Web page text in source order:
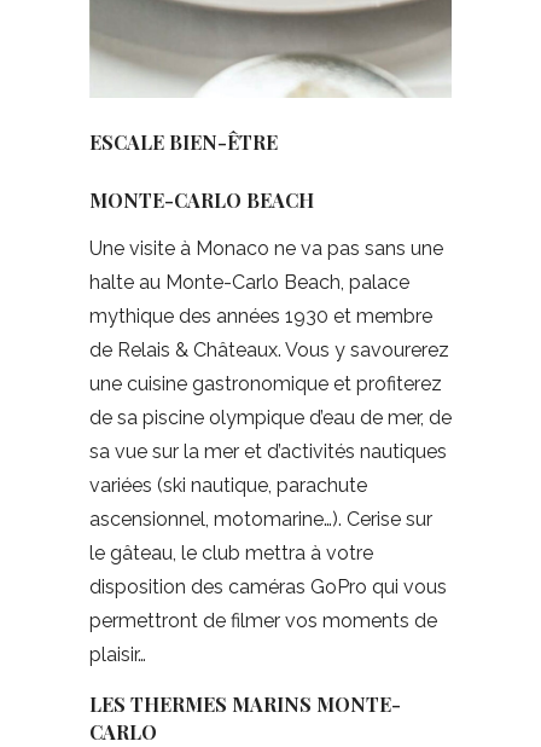
ESCALE BIEN-ÊTRE
MONTE-CARLO BEACH
Une visite à Monaco ne va pas sans une
halte au Monte-Carlo Beach, palace
mythique des années 1930 et membre
de Relais & Châteaux. Vous y savourerez
une cuisine gastronomique et profiterez
de sa piscine olympique d’eau de mer, de
sa vue sur la mer et d’activités nautiques
variées (ski nautique, parachute
ascensionnel, motomarine…). Cerise sur
le gâteau, le club mettra à votre
disposition des caméras GoPro qui vous
permettront de filmer vos moments de
plaisir…
LES THERMES MARINS MONTE-
CARLO